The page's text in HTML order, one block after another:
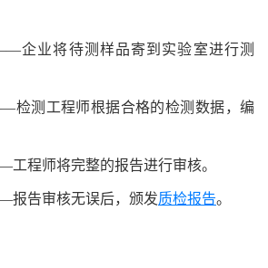
业将待测样品寄到实验室进行测
测工程师根据合格的检测数据，编
师将完整的报告进行审核。
告审核无误后，颁发质检报告。